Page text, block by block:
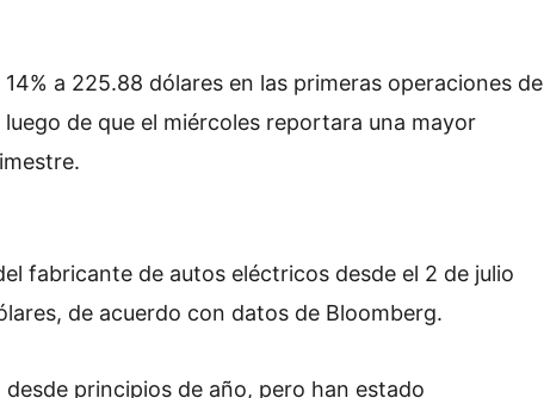
a 225.88 dólares en las primeras operaciones de
de que el miércoles reportara una mayor
fabricante de autos eléctricos desde el 2 de julio
de acuerdo con datos de Bloomberg.
principios de año, pero han estado